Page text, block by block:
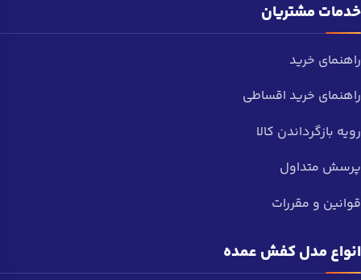
خدمات مشتریان
راهنمای خرید
راهنمای خرید اقساطی
رویه بازگرداندن کالا
پرسش متداول
قوانین و مقررات
انواع مدل کفش عمده